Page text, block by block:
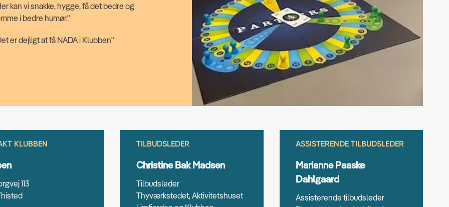
kan vi snakke, hygge, få det bedre og
i bedre humør."
er dejligt at få NADA i Klubben"
KLUBBEN
113
TILBUDSLEDER
Christine Bak Madsen
Tilbudsleder
Thyværkstedet, Aktivitetshuset
ASSISTERENDE TILBUDSLEDER
Marianne Paaske
Dahlgaard
Assisterende tilbudsleder